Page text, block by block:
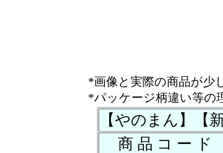
*画像と実際の商品が少
*パッケージ柄違い等の
【やのまん】【
商 品 コ ー ド